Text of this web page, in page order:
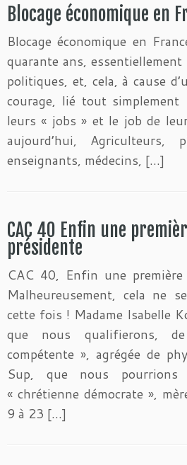
Blocage économique en
Blocage économique en
quarante ans,
politiques, et, cela, à cause
courage, lié tout
leurs « jobs » et le job de
aujourd’hui, Agriculteurs,
enseignants, médecins, […]
CAC 40 Enfin une
présidente
CAC 40, Enfin une
Malheureusement, cela ne
cette fois ! Madame Isabelle
que nous qualifierons,
compétente », agrégée de
Sup, que nous
« chrétienne démocrate »,
9 à 23 […]